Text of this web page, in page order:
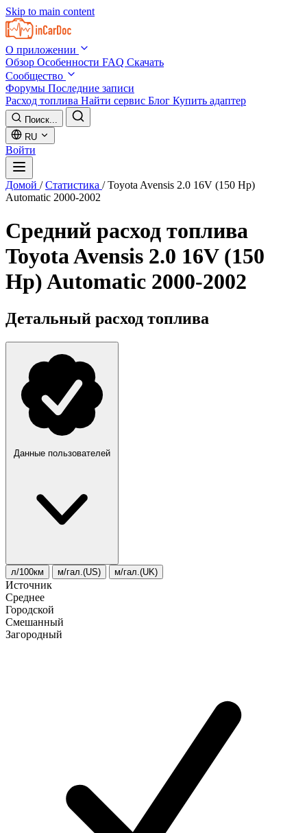
Skip to main content
О приложении
Обзор Особенности FAQ Скачать
Сообщество
Форумы Последние записи
Расход топлива Найти сервис Блог Купить адаптер
Поиск...
RU
Войти
Домой / Статистика / Toyota Avensis 2.0 16V (150 Hp)
Automatic 2000-2002
Средний расход топлива
Toyota Avensis 2.0 16V (150
Hp) Automatic 2000-2002
Детальный расход топлива
Данные пользователей
л/100км м/гал.(US) м/гал.(UK)
Источник
Среднее
Городской
Смешанный
Загородный